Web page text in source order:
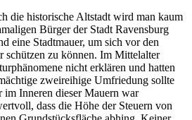
die historische Altstadt wird man kaum
Bürger der Stadt Ravensburg
eine Stadtmauer, um sich vor den
schützen zu können. Im Mittelalter
nicht erklären und hatten
zweireihige Umfriedung sollte
im Inneren dieser Mauern war
dass die Höhe der Steuern von